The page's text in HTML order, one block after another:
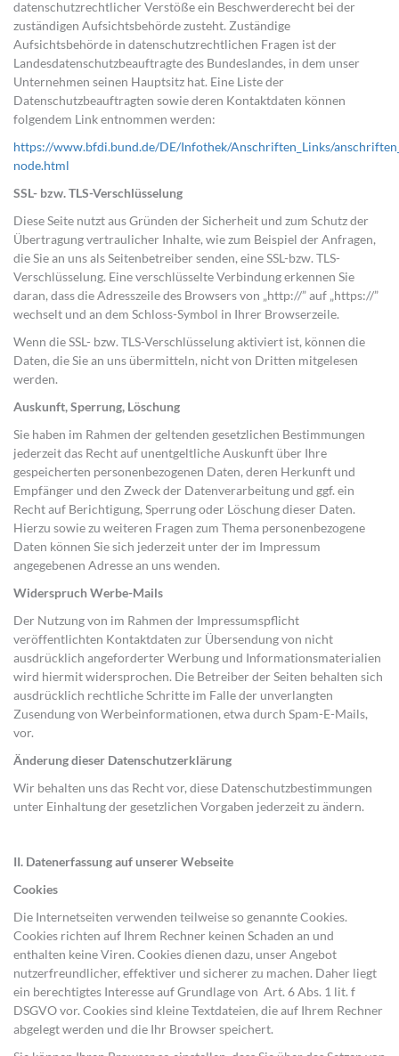
datenschutzrechtlicher Verstöße ein Beschwerderecht bei der
zuständigen Aufsichtsbehörde zusteht. Zuständige
Aufsichtsbehörde in datenschutzrechtlichen Fragen ist der
Landesdatenschutzbeauftragte des Bundeslandes, in dem unser
Unternehmen seinen Hauptsitz hat. Eine Liste der
Datenschutzbeauftragten sowie deren Kontaktdaten können
folgendem Link entnommen werden:
https://www.bfdi.bund.de/DE/Infothek/Anschriften_Links/
node.html
SSL- bzw. TLS-Verschlüsselung
Diese Seite nutzt aus Gründen der Sicherheit und zum Schutz der
Übertragung vertraulicher Inhalte, wie zum Beispiel der Anfragen,
die Sie an uns als Seitenbetreiber senden, eine SSL-bzw. TLS-
Verschlüsselung. Eine verschlüsselte Verbindung erkennen Sie
daran, dass die Adresszeile des Browsers von „http://” auf „https://”
wechselt und an dem Schloss-Symbol in Ihrer Browserzeile.
Wenn die SSL- bzw. TLS-Verschlüsselung aktiviert ist, können die
Daten, die Sie an uns übermitteln, nicht von Dritten mitgelesen
werden.
Auskunft, Sperrung, Löschung
Sie haben im Rahmen der geltenden gesetzlichen Bestimmungen
jederzeit das Recht auf unentgeltliche Auskunft über Ihre
gespeicherten personenbezogenen Daten, deren Herkunft und
Empfänger und den Zweck der Datenverarbeitung und ggf. ein
Recht auf Berichtigung, Sperrung oder Löschung dieser Daten.
Hierzu sowie zu weiteren Fragen zum Thema personenbezogene
Daten können Sie sich jederzeit unter der im Impressum
angegebenen Adresse an uns wenden.
Widerspruch Werbe-Mails
Der Nutzung von im Rahmen der Impressumspflicht
veröffentlichten Kontaktdaten zur Übersendung von nicht
ausdrücklich angeforderter Werbung und Informationsmaterialien
wird hiermit widersprochen. Die Betreiber der Seiten behalten sich
ausdrücklich rechtliche Schritte im Falle der unverlangten
Zusendung von Werbeinformationen, etwa durch Spam-E-Mails,
vor.
Änderung dieser Datenschutzerklärung
Wir behalten uns das Recht vor, diese Datenschutzbestimmungen
unter Einhaltung der gesetzlichen Vorgaben jederzeit zu ändern.
II. Datenerfassung auf unserer Webseite
Cookies
Die Internetseiten verwenden teilweise so genannte Cookies.
Cookies richten auf Ihrem Rechner keinen Schaden an und
enthalten keine Viren. Cookies dienen dazu, unser Angebot
nutzerfreundlicher, effektiver und sicherer zu machen. Daher liegt
ein berechtigtes Interesse auf Grundlage von Art. 6 Abs. 1 lit. f
DSGVO vor. Cookies sind kleine Textdateien, die auf Ihrem Rechner
abgelegt werden und die Ihr Browser speichert.